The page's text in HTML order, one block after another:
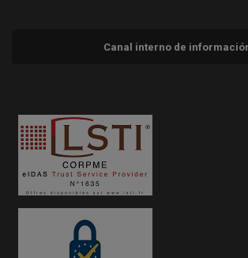
Canal interno de